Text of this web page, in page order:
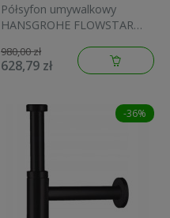
Półsyfon umywalkowy
HANSGROHE FLOWSTAR
980,00 zł
628,79 zł
-36%